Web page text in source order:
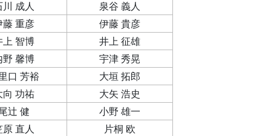
川 成人
泉谷 義人
藤 重彦
伊藤 貴彦
上 智博
井上 征雄
野 馨博
宇津 秀晃
口 芳裕
大垣 拓郎
向 功祐
大矢 浩史
辻 健
小野 雄一
原 直人
片桐 欧